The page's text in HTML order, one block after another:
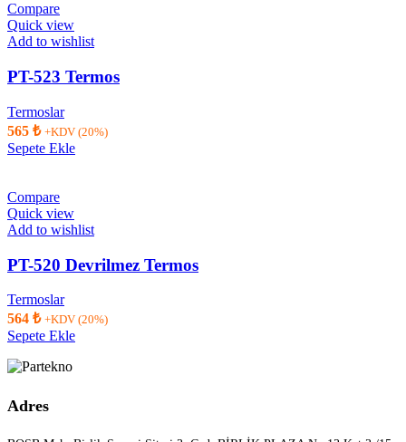
Compare
Quick view
Add to wishlist
PT-523 Termos
Termoslar
565 ₺ +KDV (20%)
Sepete Ekle
Compare
Quick view
Add to wishlist
PT-520 Devrilmez Termos
Termoslar
564 ₺ +KDV (20%)
Sepete Ekle
Adres